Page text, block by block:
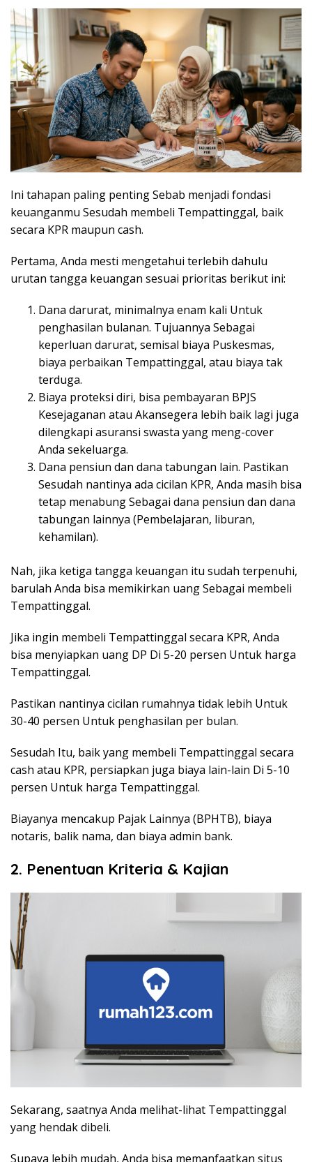
Ini tahapan paling penting Sebab menjadi fondasi
keuanganmu Sesudah membeli Tempattinggal, baik
secara KPR maupun cash.
Pertama, Anda mesti mengetahui terlebih dahulu
urutan tangga keuangan sesuai prioritas berikut ini:
Dana darurat, minimalnya enam kali Untuk
penghasilan bulanan. Tujuannya Sebagai
keperluan darurat, semisal biaya Puskesmas,
biaya perbaikan Tempattinggal, atau biaya tak
terduga.
Biaya proteksi diri, bisa pembayaran BPJS
Kesejaganan atau Akansegera lebih baik lagi juga
dilengkapi asuransi swasta yang meng-cover
Anda sekeluarga.
Dana pensiun dan dana tabungan lain. Pastikan
Sesudah nantinya ada cicilan KPR, Anda masih bisa
tetap menabung Sebagai dana pensiun dan dana
tabungan lainnya (Pembelajaran, liburan,
kehamilan).
Nah, jika ketiga tangga keuangan itu sudah terpenuhi,
barulah Anda bisa memikirkan uang Sebagai membeli
Tempattinggal.
Jika ingin membeli Tempattinggal secara KPR, Anda
bisa menyiapkan uang DP Di 5-20 persen Untuk harga
Tempattinggal.
Pastikan nantinya cicilan rumahnya tidak lebih Untuk
30-40 persen Untuk penghasilan per bulan.
Sesudah Itu, baik yang membeli Tempattinggal secara
cash atau KPR, persiapkan juga biaya lain-lain Di 5-10
persen Untuk harga Tempattinggal.
Biayanya mencakup Pajak Lainnya (BPHTB), biaya
notaris, balik nama, dan biaya admin bank.
2. Penentuan Kriteria & Kajian
Sekarang, saatnya Anda melihat-lihat Tempattinggal
yang hendak dibeli.
Supaya lebih mudah, Anda bisa memanfaatkan situs